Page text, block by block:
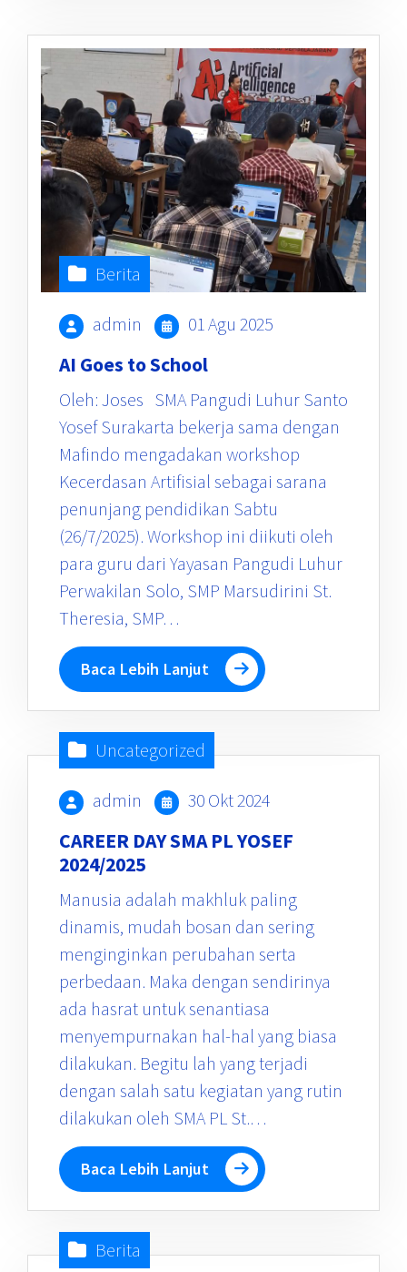
Berita
admin 01 Agu 2025
AI Goes to School
Oleh: Joses SMA Pangudi Luhur Santo
Yosef Surakarta bekerja sama dengan
Mafindo mengadakan workshop
Kecerdasan Artifisial sebagai sarana
penunjang pendidikan Sabtu
(26/7/2025). Workshop ini diikuti oleh
para guru dari Yayasan Pangudi Luhur
Perwakilan Solo, SMP Marsudirini St.
Theresia, SMP…
Baca Lebih Lanjut
Uncategorized
admin 30 Okt 2024
CAREER DAY SMA PL YOSEF
2024/2025
Manusia adalah makhluk paling
dinamis, mudah bosan dan sering
menginginkan perubahan serta
perbedaan. Maka dengan sendirinya
ada hasrat untuk senantiasa
menyempurnakan hal-hal yang biasa
dilakukan. Begitu lah yang terjadi
dengan salah satu kegiatan yang rutin
dilakukan oleh SMA PL St.…
Baca Lebih Lanjut
Berita